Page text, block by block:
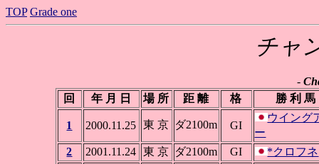
TOP Grade one
チャ
-
回
年 月 日 場 所 距 離 格 勝 利 馬
1 2000.11.25 東 京 ダ2100m GI
ウイング
ー
2
2001.11.24 東 京 ダ2100m GI *クロフネ